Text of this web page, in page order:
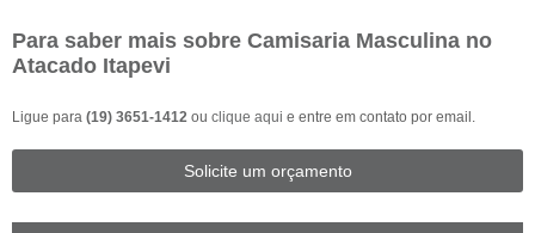
Para saber mais sobre Camisaria Masculina no
Atacado Itapevi
Ligue para (19) 3651-1412 ou clique aqui e entre em contato por email.
Solicite um orçamento